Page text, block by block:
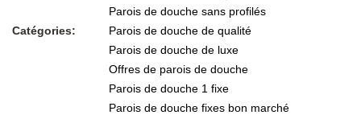
Catégories:
Parois de douche sans profilés
Parois de douche de qualité
Parois de douche de luxe
Offres de parois de douche
Parois de douche 1 fixe
Parois de douche fixes bon marché